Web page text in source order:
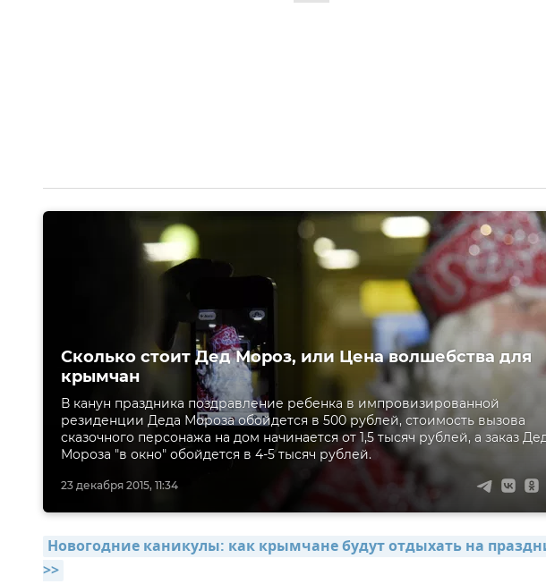
23 декабря 2015, 11:34
Сколько стоит Дед Мороз, или Цена волшебства для
крымчан
В канун праздника поздравление ребенка в импровизированной
резиденции Деда Мороза обойдется в 500 рублей, стоимость вызова
сказочного персонажа на дом начинается от 1,5 тысяч рублей, а заказ
Мороза "в окно" обойдется в 4-5 тысяч рублей.
Новогодние каникулы: как крымчане будут отдыхать на
>>